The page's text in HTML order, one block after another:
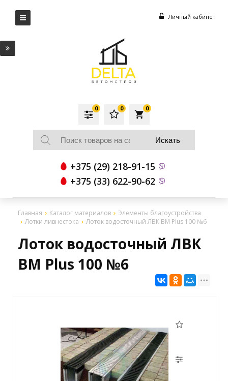
Личный кабинет
local_grocery_store
0
0
0
+375 (29) 218-91-15
+375 (33) 622-90-62
Главная Каталог материалов
Элементы благоустройства
Лотки ливнестока
Лоток водосточный ЛВК ВМ Plus 100 №6
Лоток водосточный ЛВК
ВМ Plus 100 №6